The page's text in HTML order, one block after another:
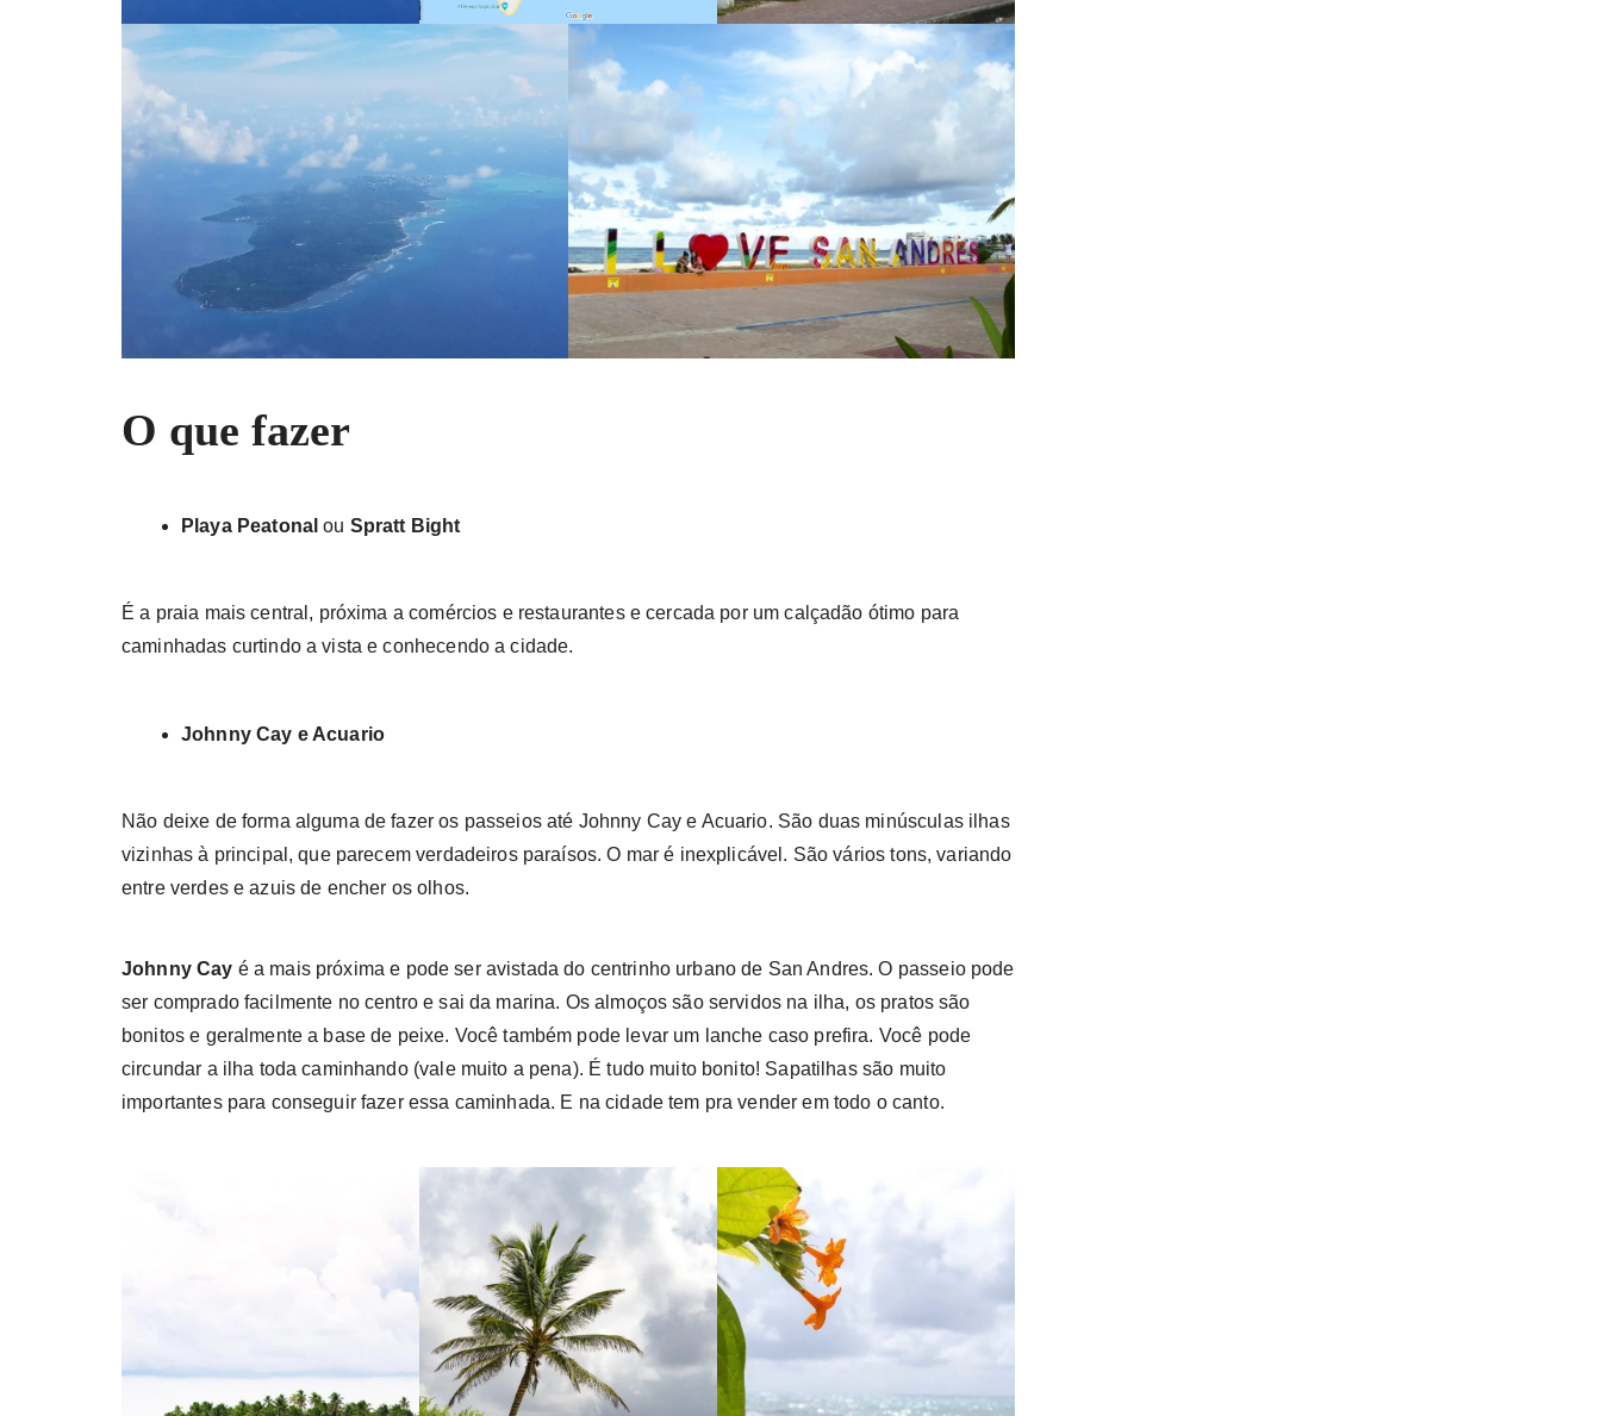
O que fazer
Playa Peatonal ou Spratt Bight
É a praia mais central, próxima a comércios e restaurantes e cercada por um calçadão ótimo para
caminhadas curtindo a vista e conhecendo a cidade.
Johnny Cay e Acuario
Não deixe de forma alguma de fazer os passeios até Johnny Cay e Acuario. São duas minúsculas ilhas
vizinhas à principal, que parecem verdadeiros paraísos. O mar é inexplicável. São vários tons, variando
entre verdes e azuis de encher os olhos.
Johnny Cay é a mais próxima e pode ser avistada do centrinho urbano de San Andres. O passeio pode
ser comprado facilmente no centro e sai da marina. Os almoços são servidos na ilha, os pratos são
bonitos e geralmente a base de peixe. Você também pode levar um lanche caso prefira. Você pode
circundar a ilha toda caminhando (vale muito a pena). É tudo muito bonito! Sapatilhas são muito
importantes para conseguir fazer essa caminhada. E na cidade tem pra vender em todo o canto.